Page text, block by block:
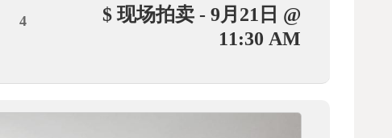
4
$ 现场拍卖 - 9月21日 @
11:30 AM